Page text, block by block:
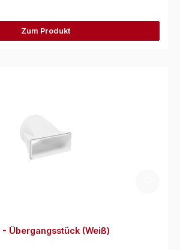
Zum Produkt
- Übergangsstück (Weiß)